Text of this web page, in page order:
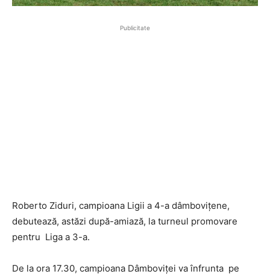
Publicitate
Roberto Ziduri, campioana Ligii a 4-a dâmbovițene,
debutează, astăzi după-amiază, la turneul promovare
pentru Liga a 3-a.
De la ora 17.30, campioana Dâmboviței va înfrunta pe